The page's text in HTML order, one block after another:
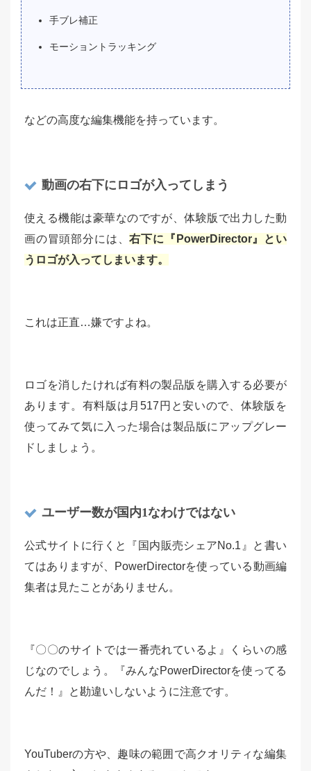
手ブレ補正
モーショントラッキング
などの高度な編集機能を持っています。
動画の右下にロゴが入ってしまう
使える機能は豪華なのですが、体験版で出力した動
画の冒頭部分には、右下に『PowerDirector』とい
うロゴが入ってしまいます。
これは正直…嫌ですよね。
ロゴを消したければ有料の製品版を購入する必要が
あります。有料版は月517円と安いので、体験版を
使ってみて気に入った場合は製品版にアップグレー
ドしましょう。
ユーザー数が国内1なわけではない
公式サイトに行くと『国内販売シェアNo.1』と書い
てはありますが、PowerDirectorを使っている動画編
集者は見たことがありません。
『〇〇のサイトでは一番売れているよ』くらいの感
じなのでしょう。『みんなPowerDirectorを使ってる
んだ！』と勘違いしないように注意です。
YouTuberの方や、趣味の範囲で高クオリティな編集